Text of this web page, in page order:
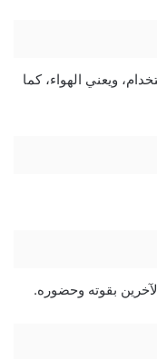
ويعني الهواء، كما
بقوته وحضوره.